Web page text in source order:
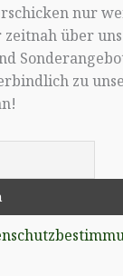
nur
zeitnah über
zu